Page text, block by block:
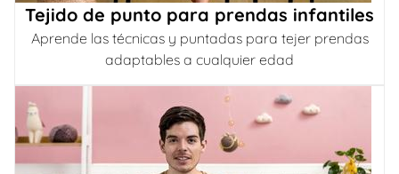
Tejido de punto para prendas infantiles
Aprende las técnicas y puntadas para tejer prendas
adaptables a cualquier edad